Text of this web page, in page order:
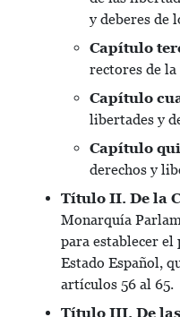
y deberes de
Capítulo
rectores de
Capítulo
libertades y
Capítulo
derechos y
Título II. De la
Monarquía
para establecer el
Estado Español,
artículos 56 al 65.
Título III. De